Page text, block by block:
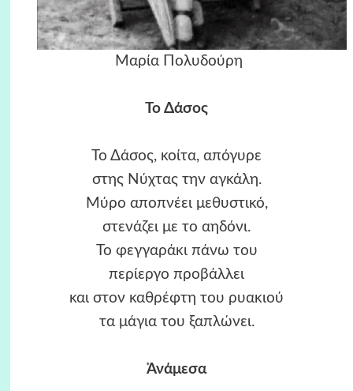
Μαρία Πολυδούρη
Το Δάσος
Το Δάσος, κοίτα, απόγυρε
στης Νύχτας την αγκάλη.
Μύρο αποπνέει μεθυστικό,
στενάζει με το αηδόνι.
Το φεγγαράκι πάνω του
περίεργο προβάλλει
και στον καθρέφτη του ρυακιού
τα μάγια του ξαπλώνει.
Ἀνάμεσα